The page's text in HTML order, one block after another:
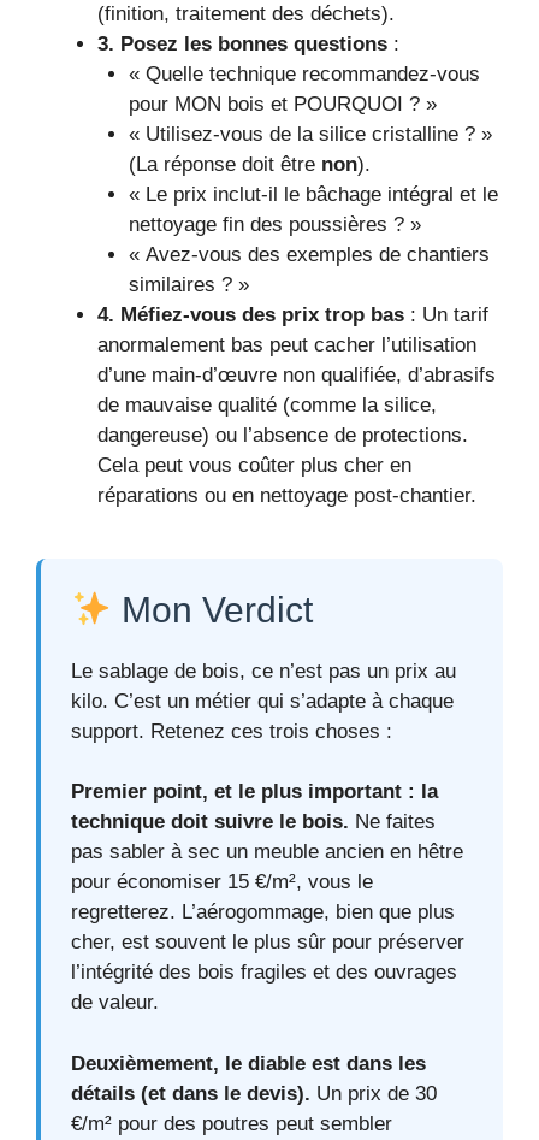
(finition, traitement des déchets).
3. Posez les bonnes questions :
« Quelle technique recommandez-vous
pour MON bois et POURQUOI ? »
« Utilisez-vous de la silice cristalline ? »
(La réponse doit être non).
« Le prix inclut-il le bâchage intégral et le
nettoyage fin des poussières ? »
« Avez-vous des exemples de chantiers
similaires ? »
4. Méfiez-vous des prix trop bas : Un tarif
anormalement bas peut cacher l’utilisation
d’une main-d’œuvre non qualifiée, d’abrasifs
de mauvaise qualité (comme la silice,
dangereuse) ou l’absence de protections.
Cela peut vous coûter plus cher en
réparations ou en nettoyage post-chantier.
Mon Verdict
Le sablage de bois, ce n’est pas un prix au
kilo. C’est un métier qui s’adapte à chaque
support. Retenez ces trois choses :
Premier point, et le plus important : la
technique doit suivre le bois. Ne faites
pas sabler à sec un meuble ancien en hêtre
pour économiser 15 €/m², vous le
regretterez. L’aérogommage, bien que plus
cher, est souvent le plus sûr pour préserver
l’intégrité des bois fragiles et des ouvrages
de valeur.
Deuxièmement, le diable est dans les
détails (et dans le devis). Un prix de 30
€/m² pour des poutres peut sembler